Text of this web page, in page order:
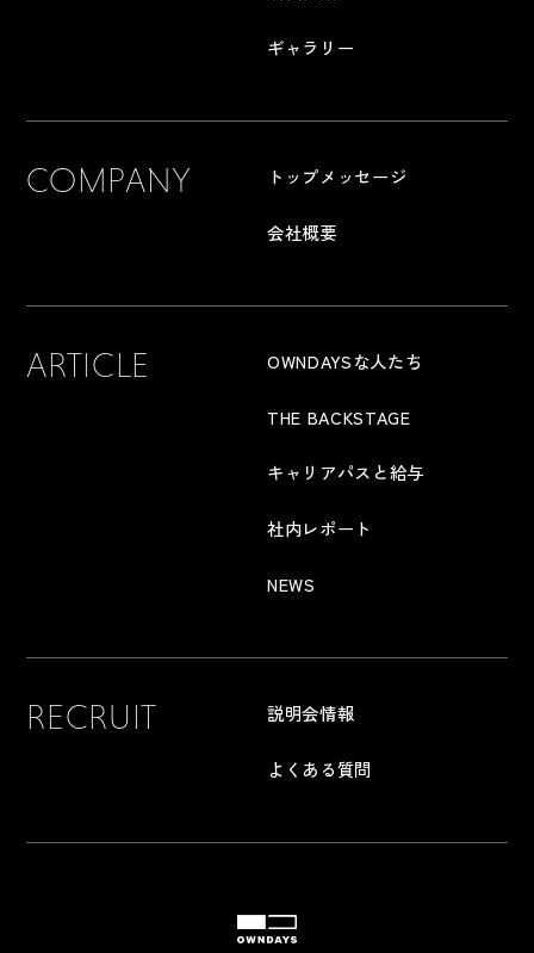
ギャラリー
COMPANY トップメッセージ
会社概要
ARTICLE OWNDAYSな人たち
THE BACKSTAGE
キャリアパスと給与
社内レポート
NEWS
RECRUIT 説明会情報
よくある質問